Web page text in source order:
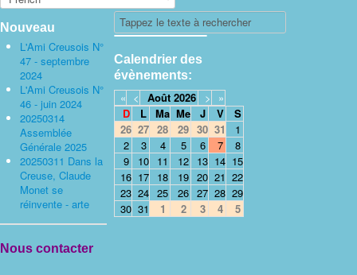
Nouveau
L'Ami Creusois N°
47 - septembre
2024
L'Ami Creusois N°
46 - juin 2024
20250314
Assemblée
Générale 2025
20250311 Dans la
Creuse, Claude
Monet se
réinvente - arte
Nous contacter
Calendrier des
évènements:
« < Août 2026 >
»
D
L Ma Me J V
S
26 27 28 29 30 31
1
2
3 4 5 6 7
8
9
10 11 12 13 14 15
16 17 18 19 20 21 22
23 24 25 26 27 28 29
30 31 1 2 3 4 5